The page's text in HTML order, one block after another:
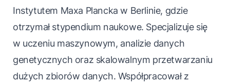
Instytutem Maxa Plancka w Berlinie, gdzie
otrzymał stypendium naukowe. Specjalizuje się
w uczeniu maszynowym, analizie danych
genetycznych oraz skalowalnym przetwarzaniu
dużych zbiorów danych. Współpracował z